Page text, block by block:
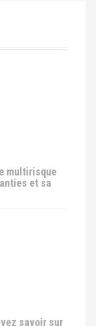
multirisque
et sa
savoir sur